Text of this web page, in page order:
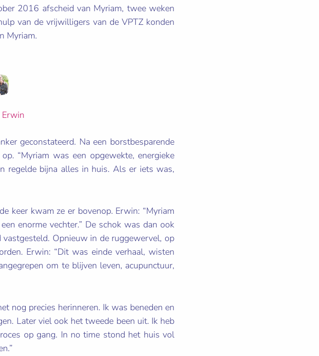
2016 afscheid van Myriam, twee weken
van de vrijwilligers van de VPTZ konden
Myriam.
Erwin
geconstateerd. Na een borstbesparende
“Myriam was een opgewekte, energieke
regelde bijna alles in huis. Als er iets was,
keer kwam ze er bovenop. Erwin: “Myriam
enorme vechter.” De schok was dan ook
Opnieuw in de ruggewervel, op
Erwin: “Dit was einde verhaal, wisten
om te blijven leven, acupunctuur,
nog precies herinneren. Ik was beneden en
Later viel ook het tweede been uit. Ik heb
op gang. In no time stond het huis vol